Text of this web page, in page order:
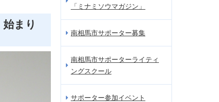
まり
「ミナミソウマガジン」
南相馬市サポーター募集
南相馬市サポーターライティ
ングスクール
サポーター参加イベント